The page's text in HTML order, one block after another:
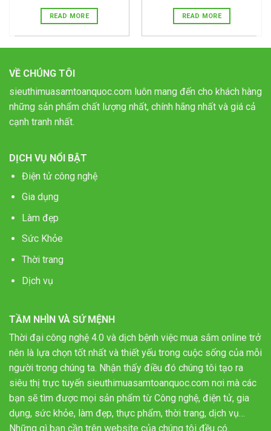
READ MORE READ MORE
VỀ CHÚNG TÔI
sieuthimuasamtoanquoc.com luôn mang đến cho khách hàng
những sản phẩm chất lượng nhất, chính hãng nhất và giá cả
cạnh tranh nhất.
DỊCH VỤ NỔI BẬT
Điện tử công nghệ
Gia dụng
Làm đẹp
Sức Khỏe
Thời trang
Dịch vụ
TẦM NHÌN VÀ SỨ MỆNH
Thời đại công nghệ 4.0 và dịch bệnh việc mua sắm online trở
nên là lựa chọn tốt nhất và thiết yếu trong cuộc sống của mỗi
người trong chúng ta. Nhận thấy điều đó chúng tôi tạo ra
siêu thị trực tuyến sieuthimuasamtoanquoc.com nơi mà các
bạn sẽ tìm được mọi sản phẩm từ Công nghệ, điện tử, gia
dụng, sức khỏe, làm đẹp, thực phẩm, thời trang, dịch vụ…
Những gì bạn cần trên website của chúng tôi đều có.